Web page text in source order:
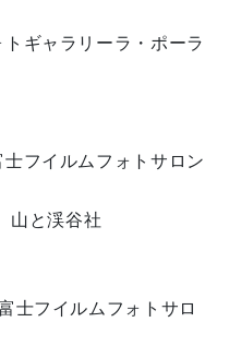
トギャラリーラ・ポーラ
士フイルムフォトサロン
山と渓谷社
士フイルムフォトサロ